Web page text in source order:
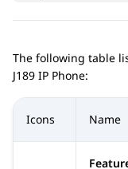
The following table
J189 IP Phone:
Icons Name